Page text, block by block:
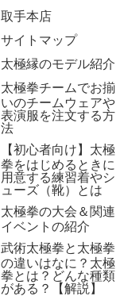
取手本店
サイトマップ
太極縁のモデル紹介
太極拳チームでお揃
いのチームウェアや
表演服を注文する方
法
【初心者向け】太極
拳をはじめるときに
用意する練習着やシ
ューズ（靴）とは
太極拳の大会＆関連
イベントの紹介
武術太極拳と太極拳
の違いはなに？太極
拳とは？どんな種類
がある？【解説】